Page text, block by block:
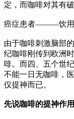
定，而咖啡对其有破
癌症患者———饮用
由于咖啡刺激脑部
纪咖啡刚传到欧洲
啡。而四、五个世
不能一日无咖啡，
仅提神而已。
先说咖啡的提神作用